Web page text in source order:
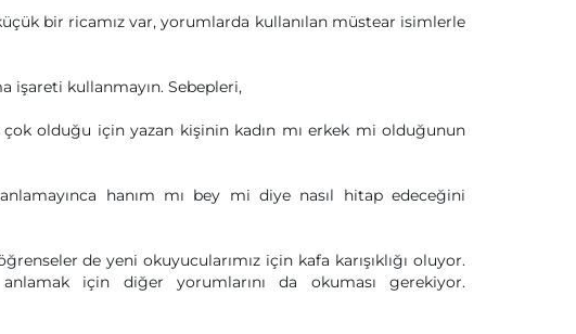
bir ricamız var, yorumlarda kullanılan müstear isimlerle
işareti kullanmayın. Sebepleri,
olduğu için yazan kişinin kadın mı erkek mi olduğunun
hanım mı bey mi diye nasıl hitap edeceğini
de yeni okuyucularımız için kafa karışıklığı oluyor.
için diğer yorumlarını da okuması gerekiyor.